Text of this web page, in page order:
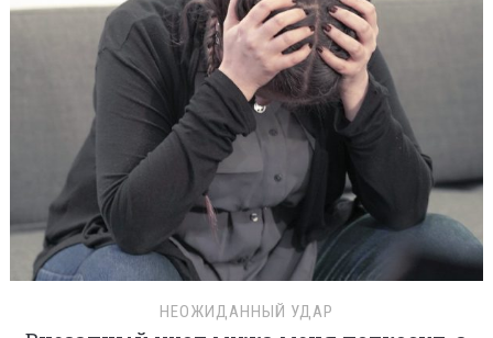
НЕОЖИДАННЫЙ УДАР